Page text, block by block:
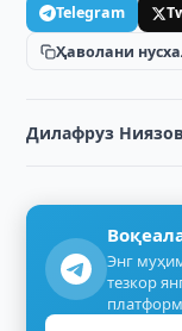
Telegram
Ҳаволани
Дилафруз
Энг
тезкор